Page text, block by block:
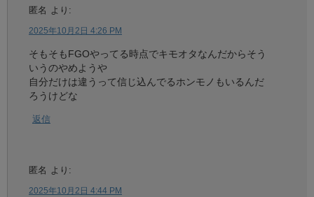
匿名 より:
2025年10月2日 4:26 PM
そもそもFGOやってる時点でキモオタなんだからそう
いうのやめようや
自分だけは違うって信じ込んでるホンモノもいるんだ
ろうけどな
返信
匿名 より:
2025年10月2日 4:44 PM